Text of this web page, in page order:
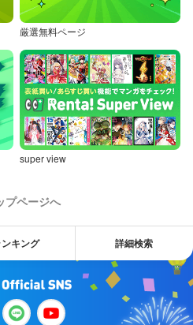
厳選無料ページ
super view
プページへ
キング 詳細検索